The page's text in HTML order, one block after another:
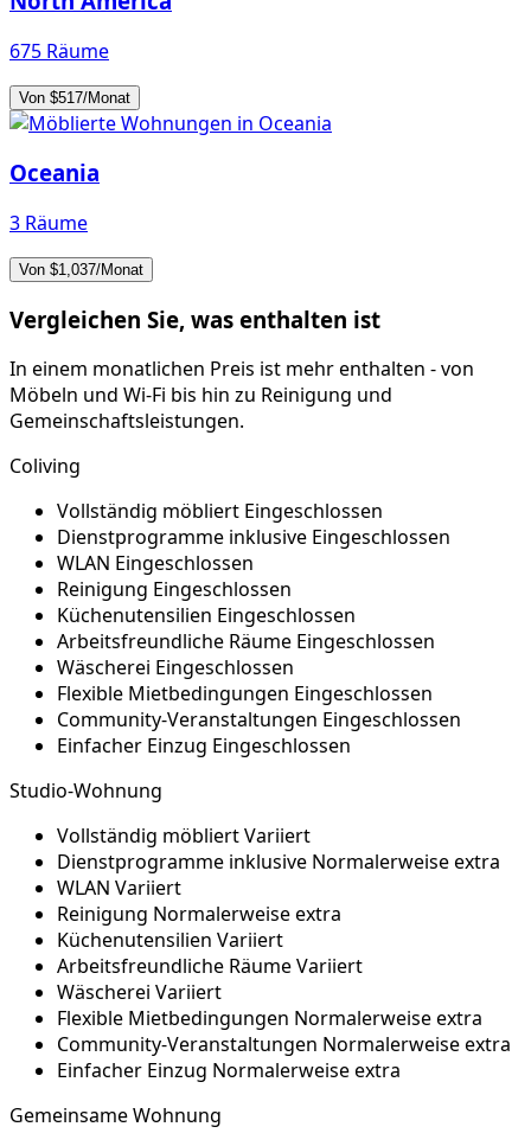
675 Räume
Von $517/Monat
Oceania
3 Räume
Von $1,037/Monat
Vergleichen Sie, was enthalten ist
In einem monatlichen Preis ist mehr enthalten - von
Möbeln und Wi-Fi bis hin zu Reinigung und
Gemeinschaftsleistungen.
Coliving
Vollständig möbliert Eingeschlossen
Dienstprogramme inklusive Eingeschlossen
WLAN Eingeschlossen
Reinigung Eingeschlossen
Küchenutensilien Eingeschlossen
Arbeitsfreundliche Räume Eingeschlossen
Wäscherei Eingeschlossen
Flexible Mietbedingungen Eingeschlossen
Community-Veranstaltungen Eingeschlossen
Einfacher Einzug Eingeschlossen
Studio-Wohnung
Vollständig möbliertVariiert
Dienstprogramme inklusive Normalerweise extra
WLAN Variiert
Reinigung Normalerweise extra
Küchenutensilien Variiert
Arbeitsfreundliche RäumeVariiert
Wäscherei Variiert
Flexible Mietbedingungen Normalerweise extra
Community-Veranstaltungen Normalerweise extra
Einfacher Einzug Normalerweise extra
Gemeinsame Wohnung